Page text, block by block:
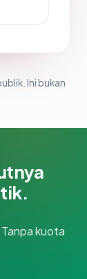
Ini bukan
kuota